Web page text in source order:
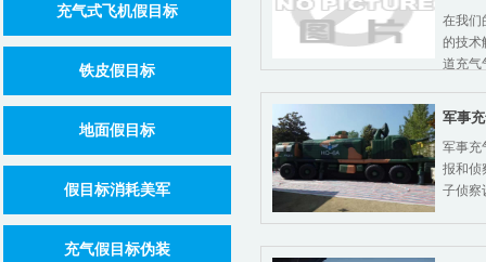
在我们
的技术
道充气
军事
军事充
报和侦
子侦察
充气式飞机假目标
铁皮假目标
地面假目标
假目标消耗美军
充气假目标伪装